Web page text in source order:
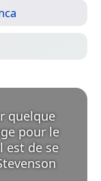
quelque
pour le
est de se